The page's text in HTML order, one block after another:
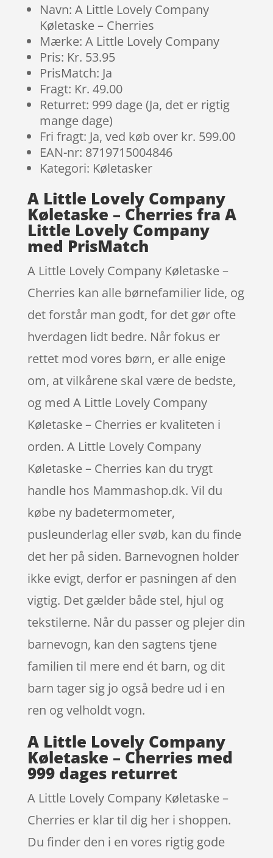
Navn: A Little Lovely Company
Køletaske – Cherries
Mærke: A Little Lovely Company
Pris: Kr. 53.95
PrisMatch: Ja
Fragt: Kr. 49.00
Returret: 999 dage (Ja, det er rigtig
mange dage)
Fri fragt: Ja, ved køb over kr. 599.00
EAN-nr: 8719715004846
Kategori: Køletasker
A Little Lovely Company
Køletaske – Cherries fra A
Little Lovely Company
med PrisMatch
A Little Lovely Company Køletaske –
Cherries kan alle børnefamilier lide, og
det forstår man godt, for det gør ofte
hverdagen lidt bedre. Når fokus er
rettet mod vores børn, er alle enige
om, at vilkårene skal være de bedste,
og med A Little Lovely Company
Køletaske – Cherries er kvaliteten i
orden. A Little Lovely Company
Køletaske – Cherries kan du trygt
handle hos Mammashop.dk. Vil du
købe ny badetermometer,
pusleunderlag eller svøb, kan du finde
det her på siden. Barnevognen holder
ikke evigt, derfor er pasningen af den
vigtig. Det gælder både stel, hjul og
tekstilerne. Når du passer og plejer din
barnevogn, kan den sagtens tjene
familien til mere end ét barn, og dit
barn tager sig jo også bedre ud i en
ren og velholdt vogn.
A Little Lovely Company
Køletaske – Cherries med
999 dages returret
A Little Lovely Company Køletaske –
Cherries er klar til dig her i shoppen.
Du finder den i en vores rigtig gode